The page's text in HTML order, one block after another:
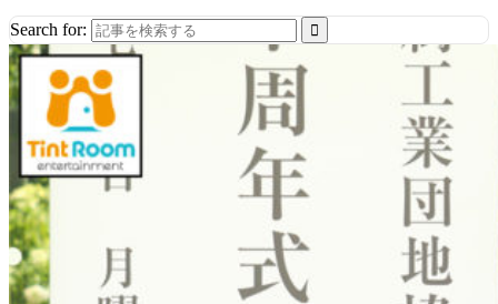
Search for: